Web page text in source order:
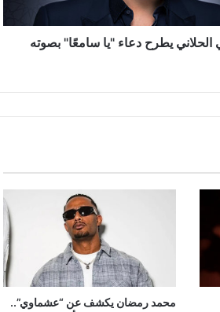
يطرح دعاء "يا سامعًا" بصوته
محمد رمضان يكشف عن “عشماوي”..